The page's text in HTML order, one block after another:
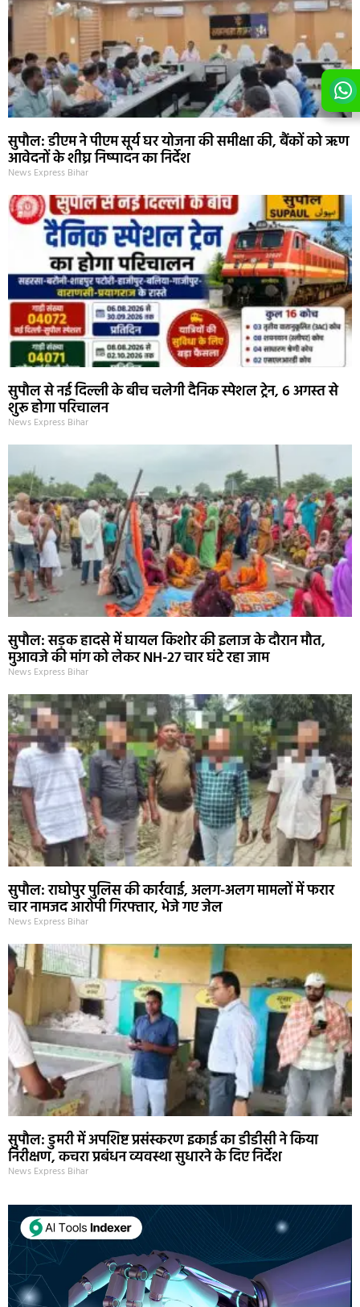
सुपौल: डीएम ने पीएम सूर्य घर योजना की समीक्षा की, बैंकों को ऋण
आवेदनों के शीघ्र निष्पादन का निर्देश
News Express Bihar
सुपौल से नई दिल्ली के बीच चलेगी दैनिक स्पेशल ट्रेन, 6 अगस्त से
शुरू होगा परिचालन
News Express Bihar
सुपौल: सड़क हादसे में घायल किशोर की इलाज के दौरान मौत,
मुआवजे की मांग को लेकर NH-27 चार घंटे रहा जाम
News Express Bihar
सुपौल: राघोपुर पुलिस की कार्रवाई, अलग-अलग मामलों में फरार
चार नामजद आरोपी गिरफ्तार, भेजे गए जेल
News Express Bihar
सुपौल: डुमरी में अपशिष्ट प्रसंस्करण इकाई का डीडीसी ने किया
निरीक्षण, कचरा प्रबंधन व्यवस्था सुधारने के दिए निर्देश
News Express Bihar